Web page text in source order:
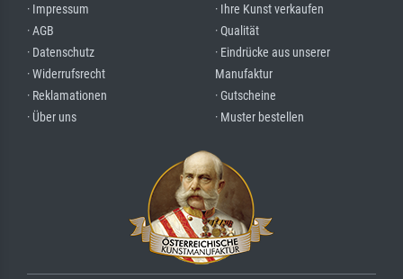
· Impressum
· AGB
· Datenschutz
· Widerrufsrecht
· Reklamationen
· Über uns
· Ihre Kunst verkaufen
· Qualität
· Eindrücke aus unserer
Manufaktur
· Gutscheine
· Muster bestellen